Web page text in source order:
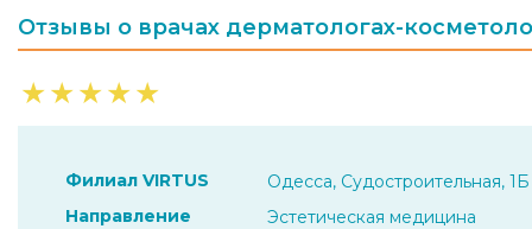
Отзывы о врачах дерматологах-
★★★★★
Филиал VIRTUS
Одесса, Судостроительная, 1Б
Направление
Эстетическая медицина